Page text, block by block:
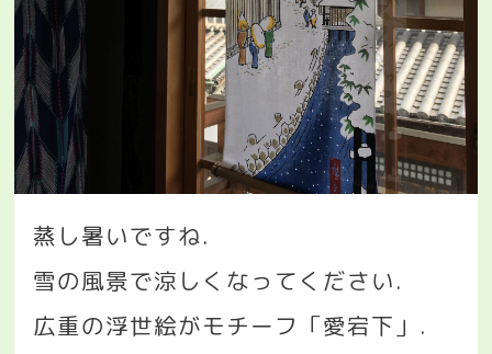
蒸し暑いですね.
雪の風景で涼しくなってください.
広重の浮世絵がモチーフ「愛宕下」 .